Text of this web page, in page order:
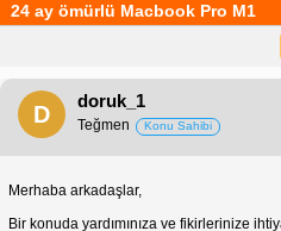
24 ay ömürlü Macbook Pro M1
D
doruk_1
Teğmen Konu Sahibi
Merhaba arkadaşlar,
Bir konuda yardımınıza ve fikirlerinize